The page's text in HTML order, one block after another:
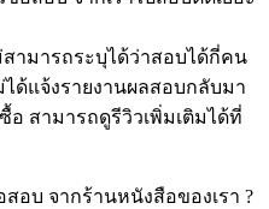
มารถระบุได้ว่าสอบได้กี่คน
ด้แจ้งรายงานผลสอบกลับมา
สามารถดูรีวิวเพิ่มเติมได้ที่
อบ จากร้านหนังสือของเรา ?